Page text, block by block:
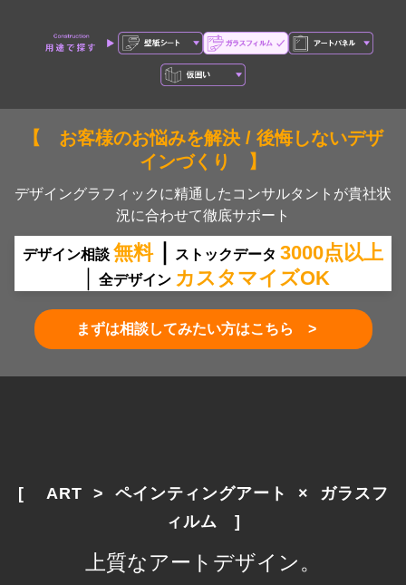
【 お客様のお悩みを解決 / 後悔しないデザ
インづくり 】
デザイングラフィックに精通したコンサルタントが貴社状
況に合わせて徹底サポート
デザイン相談 無料｜ ストックデータ 3000点以上
｜ 全デザイン カスタマイズOK
まずは相談してみたい方はこちら >
[　 ART  >  ペインティングアート  ×  ガラスフ
ィルム　]
上質なアートデザイン。